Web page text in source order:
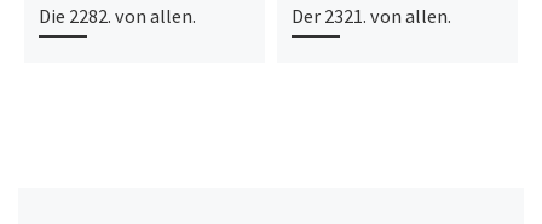
Die 2282. von allen. Der 2321. von allen.